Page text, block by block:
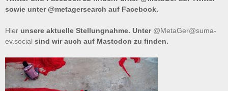
sowie unter @metagersearch auf Facebook.
Hier unsere aktuelle Stellungnahme. Unter @MetaGer@suma-
ev.social sind wir auch auf Mastodon zu finden.